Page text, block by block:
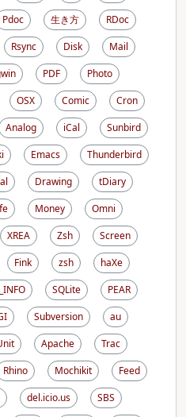
Pdoc 生き方
RDoc
Rsync Disk
Mail
PDF
Photo
OSX Comic
Cron
Analog iCal
Sunbird
Emacs
Thunderbird
Drawing
tDiary
Money
Omni
XREA Zsh
Screen
Fink zsh
haXe
SQLite
PEAR
Subversion
au
Apache
Trac
Rhino Mochikit
Feed
del.icio.us
SBS